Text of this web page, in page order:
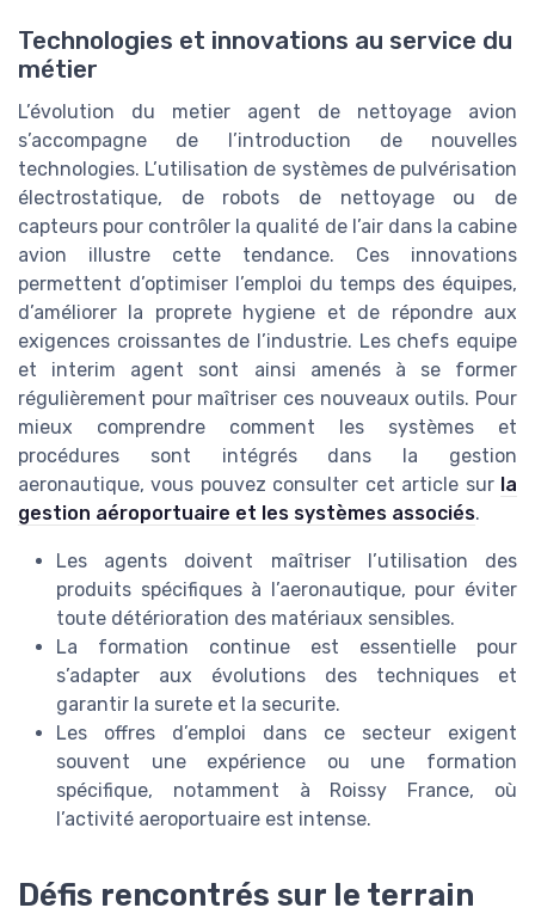
Technologies et innovations au service du
métier
L’évolution du metier agent de nettoyage avion
s’accompagne de l’introduction de nouvelles
technologies. L’utilisation de systèmes de pulvérisation
électrostatique, de robots de nettoyage ou de
capteurs pour contrôler la qualité de l’air dans la cabine
avion illustre cette tendance. Ces innovations
permettent d’optimiser l’emploi du temps des équipes,
d’améliorer la proprete hygiene et de répondre aux
exigences croissantes de l’industrie. Les chefs equipe
et interim agent sont ainsi amenés à se former
régulièrement pour maîtriser ces nouveaux outils. Pour
mieux comprendre comment les systèmes et
procédures sont intégrés dans la gestion
aeronautique, vous pouvez consulter cet article sur la
gestion aéroportuaire et les systèmes associés.
Les agents doivent maîtriser l’utilisation des
produits spécifiques à l’aeronautique, pour éviter
toute détérioration des matériaux sensibles.
La formation continue est essentielle pour
s’adapter aux évolutions des techniques et
garantir la surete et la securite.
Les offres d’emploi dans ce secteur exigent
souvent une expérience ou une formation
spécifique, notamment à Roissy France, où
l’activité aeroportuaire est intense.
Défis rencontrés sur le terrain